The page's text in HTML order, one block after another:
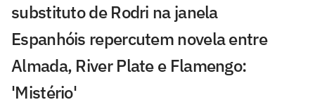
substituto de Rodri na janela
Espanhóis repercutem novela entre
Almada, River Plate e Flamengo:
'Mistério'